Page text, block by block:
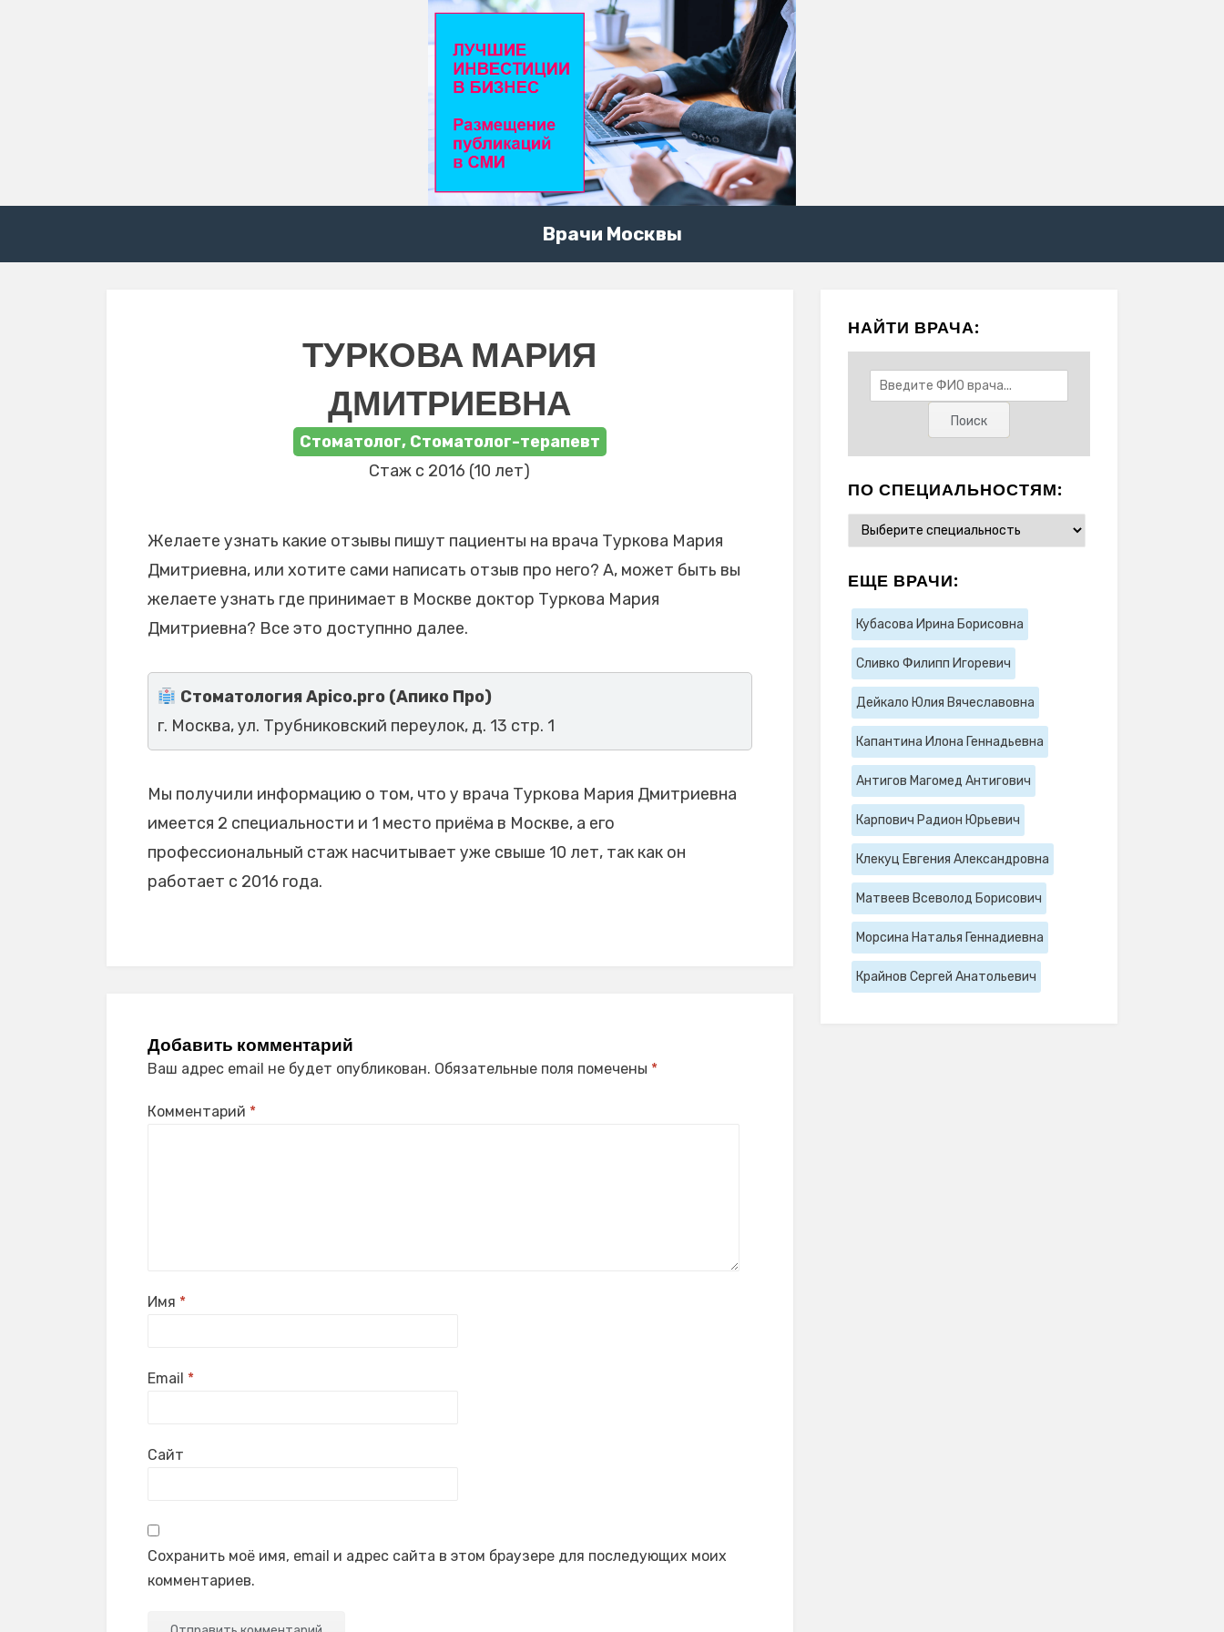
Врачи Москвы
ТУРКОВА МАРИЯ
ДМИТРИЕВНА
Стоматолог, Стоматолог-терапевт
Стаж с 2016 (10 лет)
Желаете узнать какие отзывы пишут пациенты на врача Туркова Мария
Дмитриевна, или хотите сами написать отзыв про него? А, может быть вы
желаете узнать где принимает в Москве доктор Туркова Мария
Дмитриевна? Все это доступнно далее.
Стоматология Apico.pro (Апико Про)
г. Москва, ул. Трубниковский переулок, д. 13 стр. 1
Мы получили информацию о том, что у врача Туркова Мария Дмитриевна
имеется 2 специальности и 1 место приёма в Москве, а его
профессиональный стаж насчитывает уже свыше 10 лет, так как он
работает с 2016 года.
Добавить комментарий
Ваш адрес email не будет опубликован. Обязательные поля помечены *
Комментарий *
Имя *
Email *
Сайт
Сохранить моё имя, email и адрес сайта в этом браузере для последующих моих
комментариев.
НАЙТИ ВРАЧА:
ПО СПЕЦИАЛЬНОСТЯМ:
ЕЩЕ ВРАЧИ:
Кубасова Ирина Борисовна
Сливко Филипп Игоревич
Дейкало Юлия Вячеславовна
Капантина Илона Геннадьевна
Антигов Магомед Антигович
Карпович Радион Юрьевич
Клекуц Евгения Александровна
Матвеев Всеволод Борисович
Морсина Наталья Геннадиевна
Крайнов Сергей Анатольевич